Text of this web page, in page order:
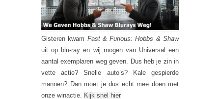
Gisteren kwam Fast & Furious: Hobbs & Shaw
uit op blu-ray en wij mogen van Universal een
aantal exemplaren weg geven. Dus heb je zin in
vette actie? Snelle auto’s? Kale gespierde
mannen? Dan moet je dus echt mee doen met
onze winactie. Kijk snel hier